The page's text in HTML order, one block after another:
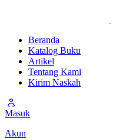
Beranda
Katalog Buku
Artikel
Tentang Kami
Kirim Naskah
Masuk
Akun